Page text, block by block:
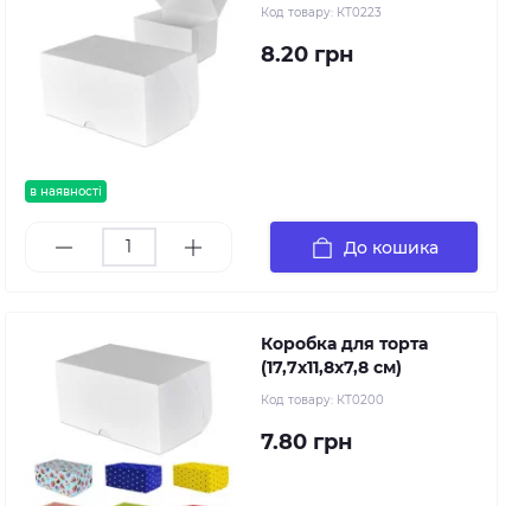
в наявності
Код товару: КТ0223
8.20 грн
До кошика
Коробка для торта
(17,7х11,8х7,8 см)
Код товару: КТ0200
7.80 грн